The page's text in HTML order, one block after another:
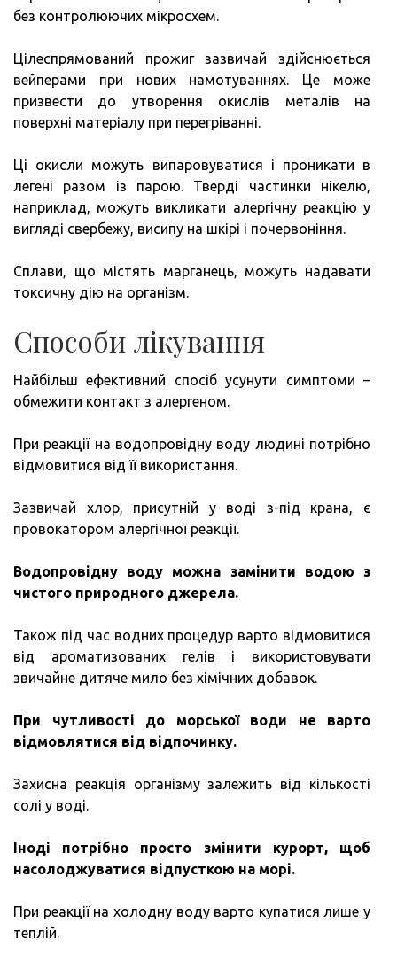
без контролюючих мікросхем.
Цілеспрямований прожиг зазвичай здійснюється
вейперами при нових намотуваннях. Це може
призвести до утворення окислів металів на
поверхні матеріалу при перегріванні.
Ці окисли можуть випаровуватися і проникати в
легені разом із парою. Тверді частинки нікелю,
наприклад, можуть викликати алергічну реакцію у
вигляді свербежу, висипу на шкірі і почервоніння.
Сплави, що містять марганець, можуть надавати
токсичну дію на організм.
Способи лікування
Найбільш ефективний спосіб усунути симптоми –
обмежити контакт з алергеном.
При реакції на водопровідну воду людині потрібно
відмовитися від її використання.
Зазвичай хлор, присутній у воді з-під крана, є
провокатором алергічної реакції.
Водопровідну воду можна замінити водою з
чистого природного джерела.
Також під час водних процедур варто відмовитися
від ароматизованих гелів і використовувати
звичайне дитяче мило без хімічних добавок.
При чутливості до морської води не варто
відмовлятися від відпочинку.
Захисна реакція організму залежить від кількості
солі у воді.
Іноді потрібно просто змінити курорт, щоб
насолоджуватися відпусткою на морі.
При реакції на холодну воду варто купатися лише у
теплій.